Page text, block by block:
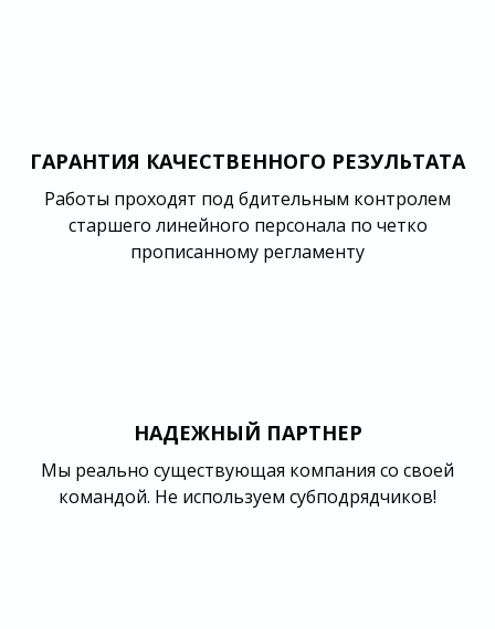
ГАРАНТИЯ КАЧЕСТВЕННОГО РЕЗУЛЬТАТА
Работы проходят под бдительным контролем
старшего линейного персонала по четко
прописанному регламенту
НАДЕЖНЫЙ ПАРТНЕР
Мы реально существующая компания со своей
командой. Не используем субподрядчиков!